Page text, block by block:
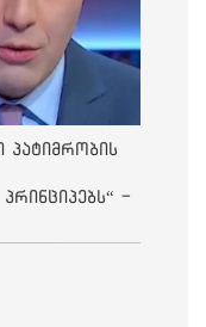
პატიმრობის
-